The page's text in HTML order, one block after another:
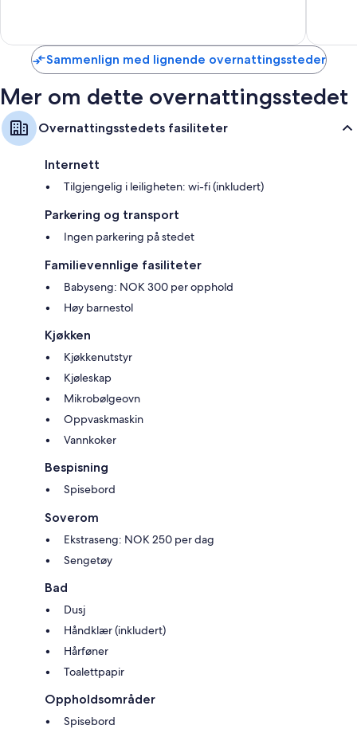
954
anmeldelserSammenlign med lignende overnattingssteder
Mer om dette overnattingsstedet
Overnattingsstedets fasiliteter
Internett
Tilgjengelig i leiligheten: wi-fi (inkludert)
Parkering og transport
Ingen parkering på stedet
Familievennlige fasiliteter
Babyseng: NOK 300 per opphold
Høy barnestol
Kjøkken
Kjøkkenutstyr
Kjøleskap
Mikrobølgeovn
Oppvaskmaskin
Vannkoker
Bespisning
Spisebord
Soverom
Ekstraseng: NOK 250 per dag
Sengetøy
Bad
Dusj
Håndklær (inkludert)
Hårføner
Toalettpapir
Oppholdsområder
Spisebord